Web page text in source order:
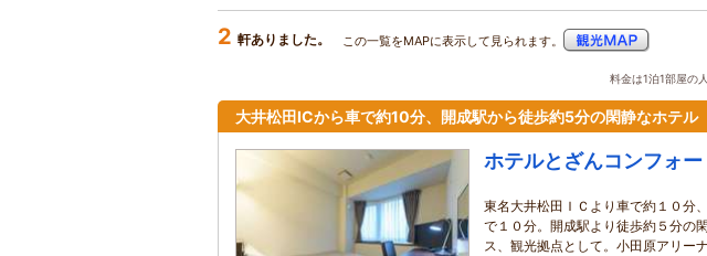
2 軒ありました。 この一覧をMAPに表示して見られます。
料金は1泊1部屋の
大井松田ICから車で約10分、開成駅から徒歩約5分の閑静なホテル
ホテルとざんコンフォ
東名大井松田ＩＣより車で約１０分
で１０分。開成駅より徒歩約５分の
ス、観光拠点として。小田原アリー